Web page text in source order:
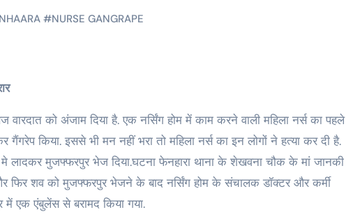
#NURSE GANGRAPE
वारदात को अंजाम दिया है. एक नर्सिंग होम में काम करने वाली महिला नर्स का पहले
किया. इससे भी मन नहीं भरा तो महिला नर्स का इन लोगों ने हत्या कर दी है.
मे लादकर मुजफ्फरपुर भेज दिया.घटना फेनहारा थाना के शेखवना चौक के मां जानकी
फिर शव को मुजफ्फरपुर भेजने के बाद नर्सिंग होम के संचालक डॉक्टर और कर्मी
में एक एंबुलेंस से बरामद किया गया.